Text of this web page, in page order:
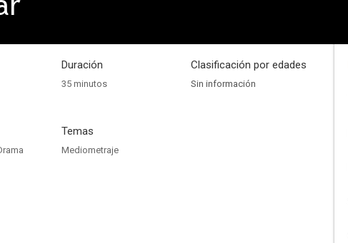
Duración
35 minutos
Clasificación por edades
Sin información
Temas
Mediometraje